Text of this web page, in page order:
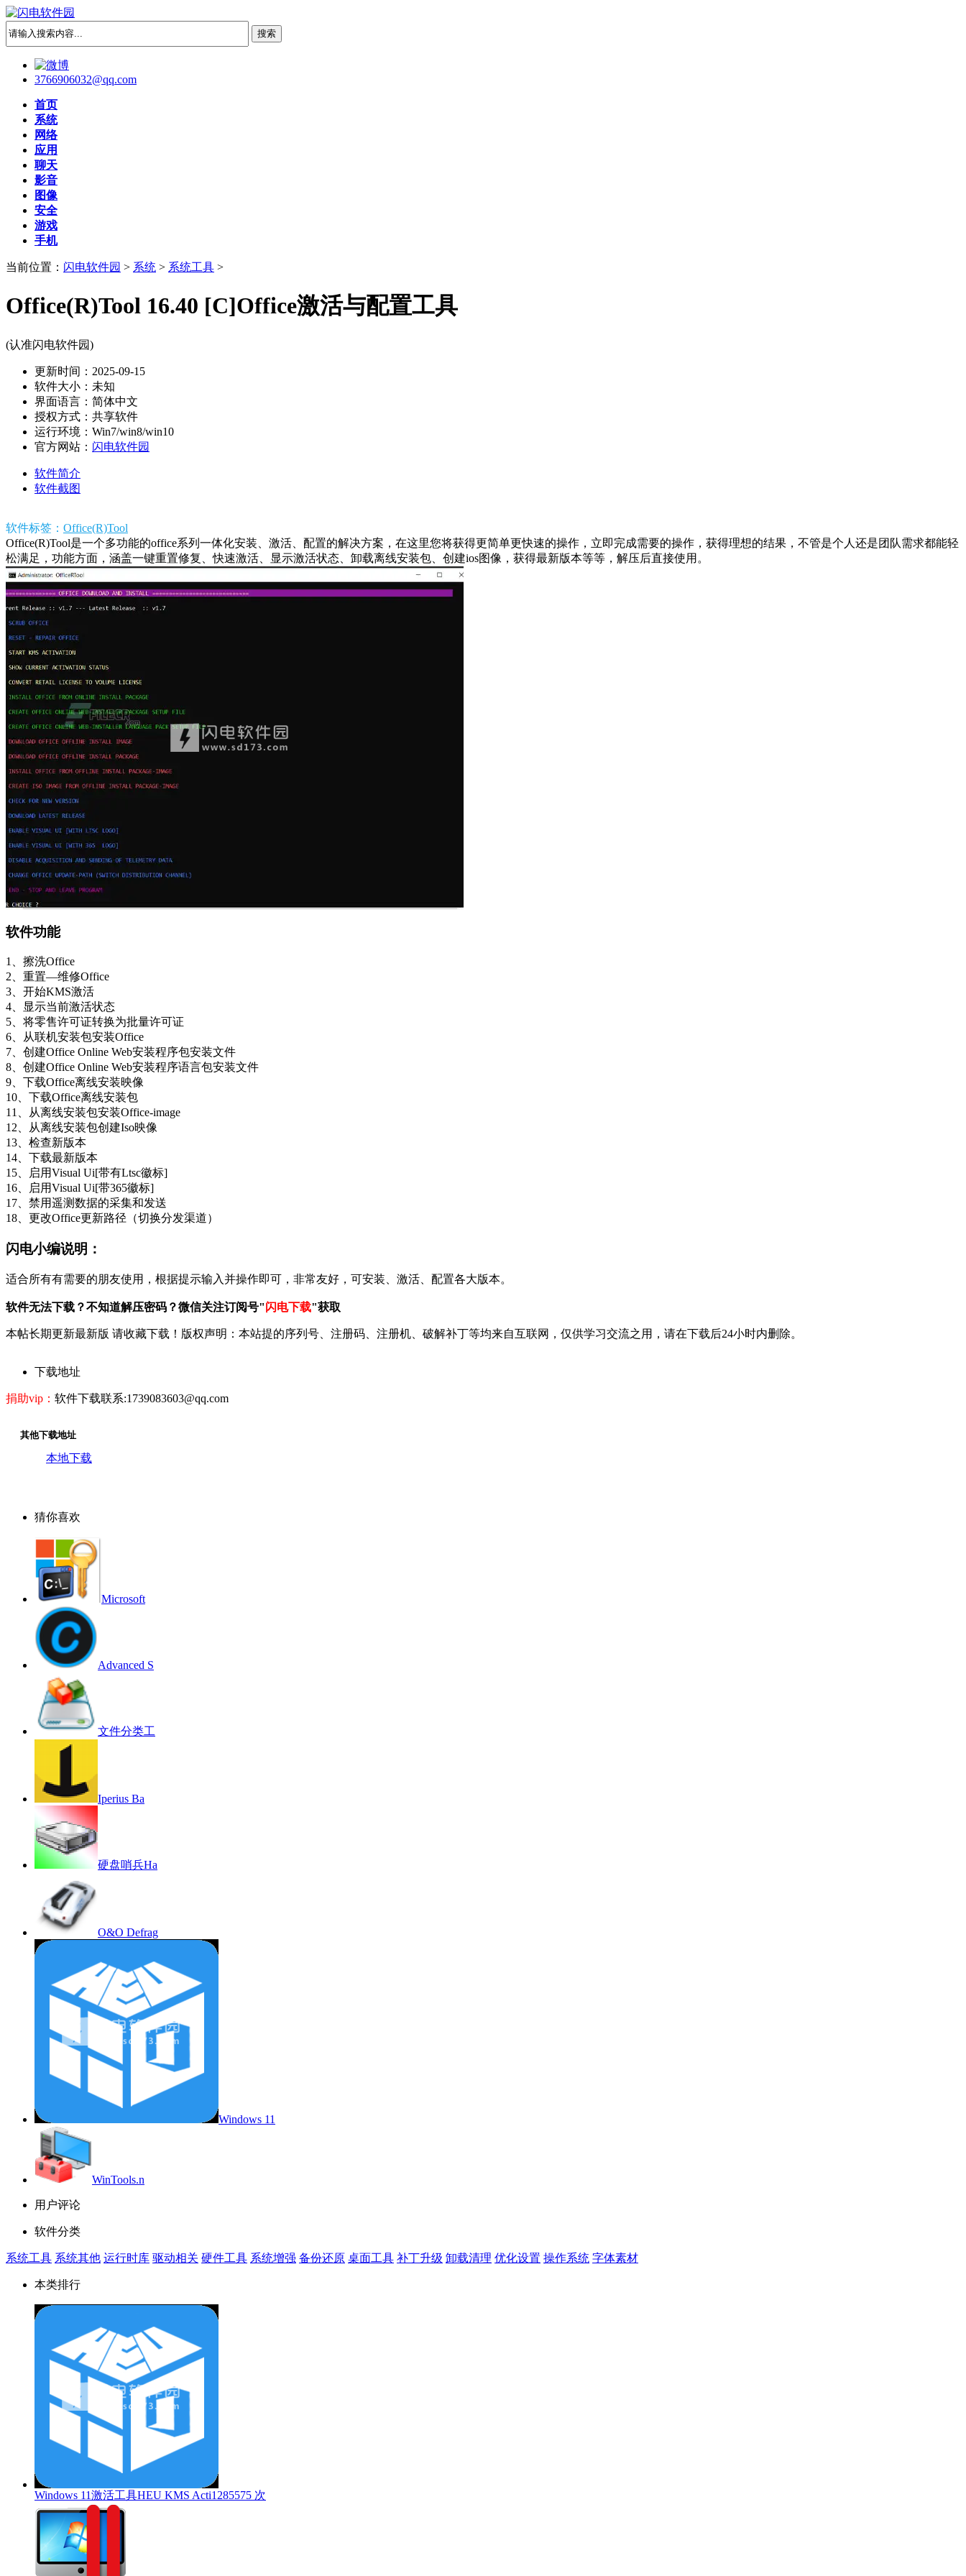
3766906032@qq.com
首页
系统
网络
应用
聊天
影音
图像
安全
游戏
手机
当前位置： 闪电软件园 > 系统 > 系统工具 >
Office(R)Tool 16.40 [C]Office激活与配置工具
(认准闪电软件园)
更新时间：2025-09-15
软件大小：未知
界面语言：简体中文
授权方式：共享软件
运行环境：Win7/win8/win10
官方网站： 闪电软件园
软件简介
软件截图
软件标签： Office(R)Tool
Office(R)Tool是一个多功能的office系列一体化安装、激活、配置的解决方案，在这里您将获得更简单更快速的操作，立即完成需要的操作，获得理想的结果，不管是个人还是团队需求都能轻
松满足，功能方面，涵盖一键重置修复、快速激活、显示激活状态、卸载离线安装包、创建ios图像，获得最新版本等等，解压后直接使用。
软件功能
1、擦洗Office
2、重置—维修Office
3、开始KMS激活
4、显示当前激活状态
5、将零售许可证转换为批量许可证
6、从联机安装包安装Office
7、创建Office Online Web安装程序包安装文件
8、创建Office Online Web安装程序语言包安装文件
9、下载Office离线安装映像
10、下载Office离线安装包
11、从离线安装包安装Office-image
12、从离线安装包创建Iso映像
13、检查新版本
14、下载最新版本
15、启用Visual Ui[带有Ltsc徽标]
16、启用Visual Ui[带365徽标]
17、禁用遥测数据的采集和发送
18、更改Office更新路径（切换分发渠道）
闪电小编说明：
适合所有有需要的朋友使用，根据提示输入并操作即可，非常友好，可安装、激活、配置各大版本。
软件无法下载？不知道解压密码？微信关注订阅号"闪电下载"获取
本帖长期更新最新版 请收藏下载！版权声明：本站提的序列号、注册码、注册机、破解补丁等均来自互联网，仅供学习交流之用，请在下载后24小时内删除。
下载地址
捐助vip： 软件下载联系:1739083603@qq.com
其他下载地址
本地下载
猜你喜欢
Microsoft
Advanced S
文件分类工
Iperius Ba
硬盘哨兵Ha
O&O Defrag
Windows 11
WinTools.n
用户评论
软件分类
系统工具 系统其他 运行时库 驱动相关 硬件工具 系统增强 备份还原 桌面工具 补丁升级 卸载清理 优化设置 操作系统 字体素材
本类排行
Windows 11激活工具HEU KMS Acti1285575 次